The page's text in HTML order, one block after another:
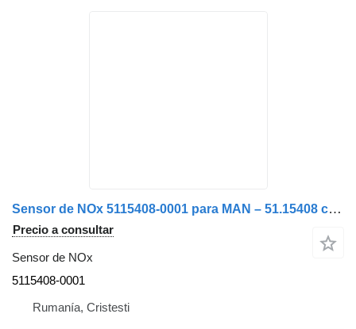
Sensor de NOx 5115408-0001 para MAN – 51.15408 camión
Precio a consultar
Sensor de NOx
5115408-0001
Rumanía, Cristesti